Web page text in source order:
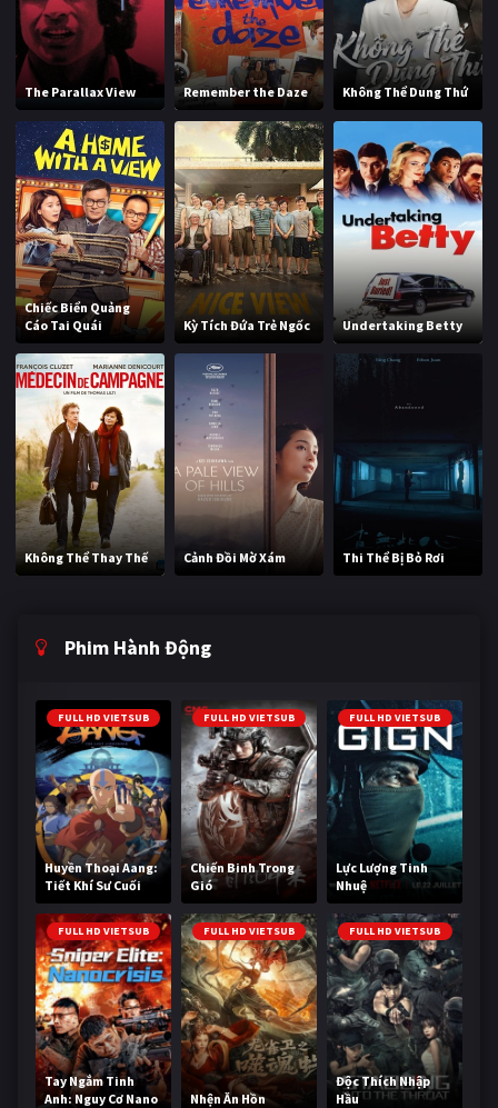
The Parallax View Remember the Daze Không Thể Dung Thứ
Chiếc Biển Quảng
Cáo Tai Quái
Kỳ Tích Đứa Trẻ Ngốc Undertaking Betty
Không Thể Thay Thế Cảnh Đồi Mờ Xám Thi Thể Bị Bỏ Rơi
Phim Hành Động
FULL HD VIETSUB
Huyền Thoại Aang:
Tiết Khí Sư Cuối
Cùng
FULL HD VIETSUB
Chiến Binh Trong
Gió
FULL HD VIETSUB
Lực Lượng Tinh
Nhuệ
FULL HD VIETSUB
Tay Ngắm Tinh
Anh: Nguy Cơ Nano
FULL HD VIETSUB
Nhện Ăn Hồn
FULL HD VIETSUB
Độc Thích Nhập
Hầu